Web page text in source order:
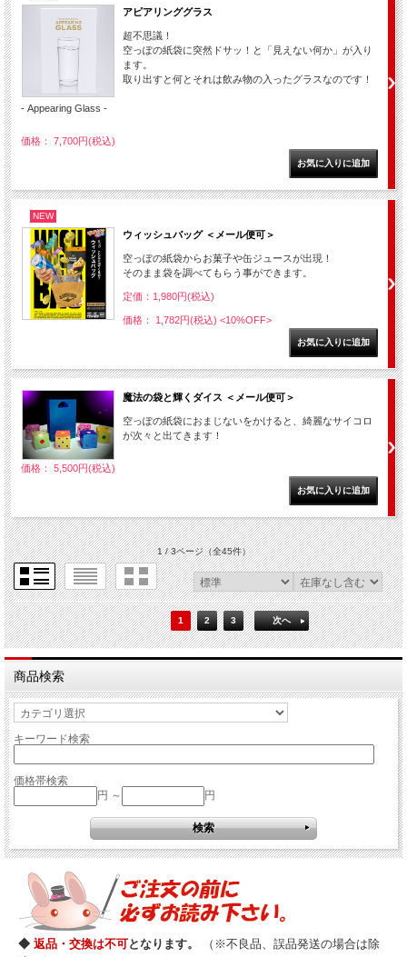
アピアリンググラス
超不思議！
空っぽの紙袋に突然ドサッ！と「見えない何か」が入り
ます。
取り出すと何とそれは飲み物の入ったグラスなのです！
- Appearing Glass -
価格： 7,700円(税込)
NEW
ウィッシュバッグ ＜メール便可＞
空っぽの紙袋からお菓子や缶ジュースが出現！
そのまま袋を調べてもらう事ができます。
定価：1,980円(税込)
価格： 1,782円(税込) <10%OFF>
魔法の袋と輝くダイス ＜メール便可＞
空っぽの紙袋におまじないをかけると、綺麗なサイコロ
が次々と出てきます！
価格： 5,500円(税込)
1 / 3ページ（全45件）
1 2 3 次へ
商品検索
キーワード検索
価格帯検索
円 ～
円
◆ 返品・交換は不可となります。
（※不良品、誤品発送の場合は除